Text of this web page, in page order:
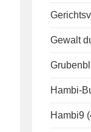
Gewalt
Hambi-
Hambi9